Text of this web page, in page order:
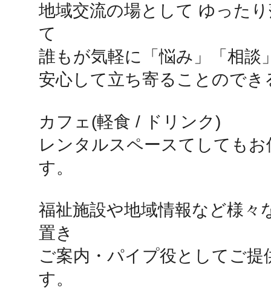
地域交流の場として ゆった
て
誰もが気軽に「悩み」「相談
安心して立ち寄ることのでき
カフェ(軽食 / ドリンク)
レンタルスペースてしても
す。
福祉施設や地域情報など様々
置き
ご案内・パイプ役としてご提
す。
鴻巣
池袋
秋葉原